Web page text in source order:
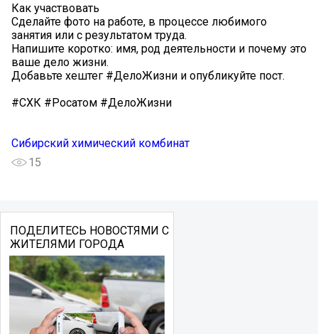
Как участвовать
Сделайте фото на работе, в процессе любимого
занятия или с результатом труда.
Напишите коротко: имя, род деятельности и почему это
ваше дело жизни.
Добавьте хештег #ДелоЖизни и опубликуйте пост.
#СХК #Росатом #ДелоЖизни
Сибирский химический комбинат
15
ПОДЕЛИТЕСЬ НОВОСТЯМИ С
ЖИТЕЛЯМИ ГОРОДА